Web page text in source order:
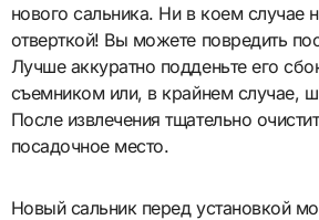
нового сальника. Ни в коем случае
отверткой! Вы можете повредить
Лучше аккуратно подденьте его
съемником или, в крайнем случае,
После извлечения тщательно
посадочное место.
Новый сальник перед установкой